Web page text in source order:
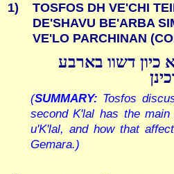
1)
TOSFOS DH VE'CHI
DE'SHAVU BE'ARBA
VE'LO PARCHINAN
כיון דשוו בארבע
(SUMMARY: Tosfos
second K'lal has the
u'K'lal, and how that
Gemara.)